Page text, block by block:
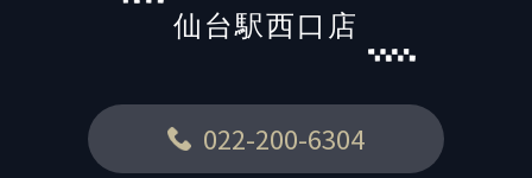
仙台駅西口店
022-200-6304